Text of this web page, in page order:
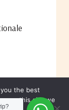
the best
use this site we